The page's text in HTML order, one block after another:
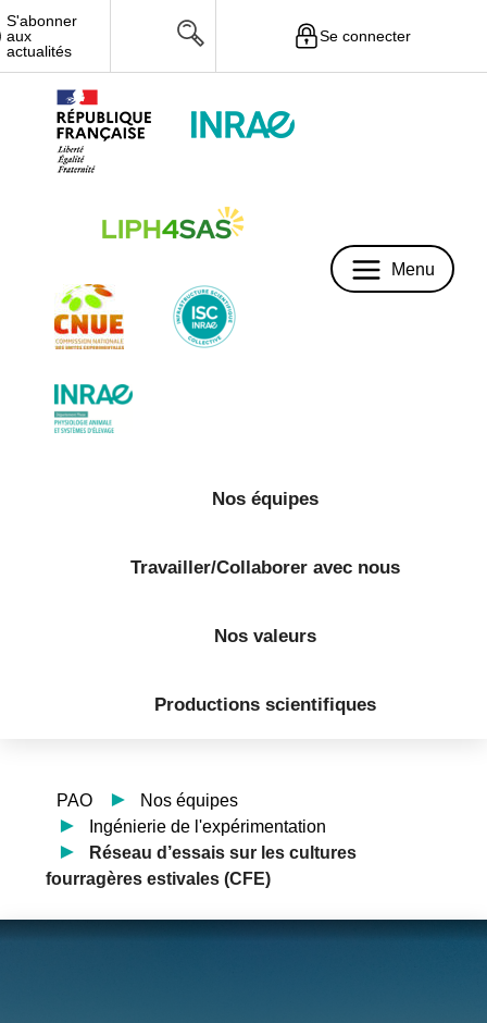
S'abonner
aux
actualités
Se connecter
Menu
Nos équipes
Travailler/Collaborer avec nous
Nos valeurs
Productions scientifiques
PAO
Nos équipes
Ingénierie de l'expérimentation
Réseau d’essais sur les cultures
fourragères estivales (CFE)